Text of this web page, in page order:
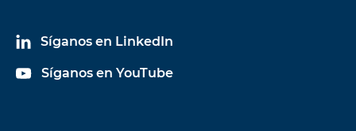
Síganos en LinkedIn
Síganos en YouTube